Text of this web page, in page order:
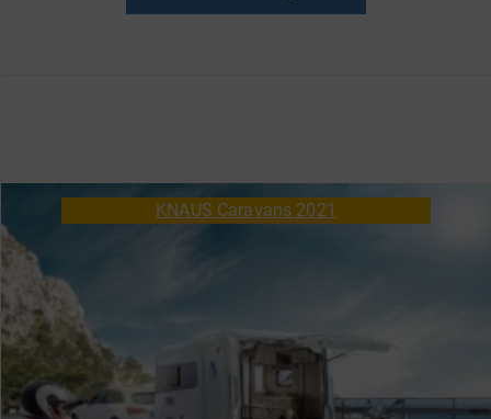
KNAUS Caravans 2021